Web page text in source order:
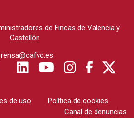
de Fincas de Valencia y
Castellón
de uso
Política de cookies
Canal de denuncias